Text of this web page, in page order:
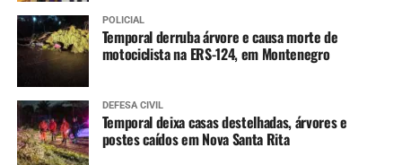
4 anos:
Tríplice bacteriana – DTP (2ª dose reforço)
Pólio (2ª dose reforço)
A partir dos 7 anos
POLICIAL
Temporal derruba árvore e causa morte de
motociclista na ERS-124, em Montenegro
DEFESA CIVIL
Temporal deixa casas destelhadas, árvores e
postes caídos em Nova Santa Rita